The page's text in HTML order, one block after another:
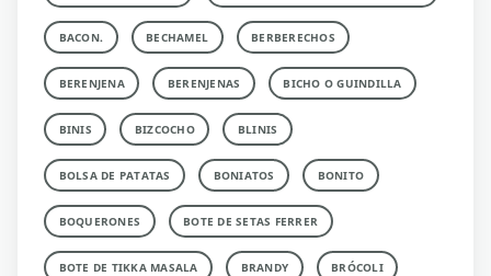
BACON. BECHAMEL BERBERECHOS
BERENJENA BERENJENAS BICHO O GUINDILLA
BINIS BIZCOCHO BLINIS
BOLSA DE PATATAS BONIATOS BONITO
BOQUERONES BOTE DE SETAS FERRER
BOTE DE TIKKA MASALA BRANDY BRÓCOLI